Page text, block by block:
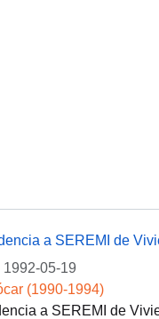
a SEREMI de
1992-05-19
(1990-1994)
a SEREMI de